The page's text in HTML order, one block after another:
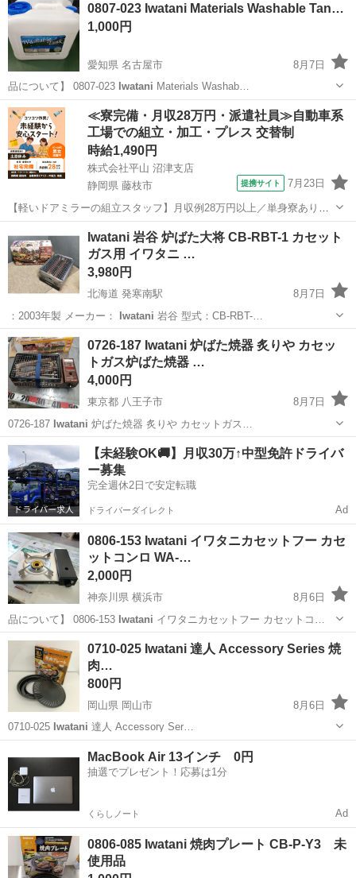
0807-023 Iwatani Materials Washable Tan…
1,000円
愛知県 名古屋市
8月7日
品について】 0807-023 Iwatani Materials Washab…
愛知 名古屋市 その他 Iwatani
≪寮完備・月収28万円・派遣社員≫自動車系
工場での組立・加工・プレス 交替制
時給1,490円
株式会社平山 沼津支店
静岡県 藤枝市
提携サイト 7月23日
【軽いドアミラーの組立スタッフ】月収例28万円以上／単身寮あり／
年間休日121日／初めてさんも安心のカンタン作業 【未経験歓迎】軽
いドアミラーの組立スタッフ｜新設のキレイな工場◎男女活躍中！ 大
手自動車部品メーカーの新設工...
その他
Iwatani 岩谷 炉ばた大将 CB-RBT-1 カセット
ガス用 イワタニ …
3,980円
北海道 発寒南駅
8月7日
：2003年製 メーカー：
Iwatani 岩谷 型式：CB-RBT-…
北海道 札幌市 その他 Iwatani
0726-187 Iwatani 炉ばた焼器 炙りや カセッ
トガス炉ばた焼器 …
4,000円
東京都 八王子市
8月7日
0726-187 Iwatani 炉ばた焼器 炙りや カセットガス…
東京 八王子市 調理器具 Iwatani
【未経験OK🚚】月収30万↑中型免許ドライバ
ー募集
完全週休2日で安定転職
ドライバーダイレクト Ad
0806-153 Iwatani イワタニカセットフー カセ
ットコンロ WA-…
2,000円
神奈川県 横浜市
8月6日
品について】 0806-153 Iwatani イワタニカセットフー カセットコ…
神奈川 横浜市 Iwatani
0710-025 Iwatani 達人 Accessory Series 焼
肉…
800円
岡山県 岡山市
8月6日
0710-025 Iwatani 達人 Accessory Ser…
Iwatani
MacBook Air 13インチ 0円
抽選でプレゼント！応募は1分
くらしノート Ad
0806-085 Iwatani 焼肉プレート CB-P-Y3 未
使用品